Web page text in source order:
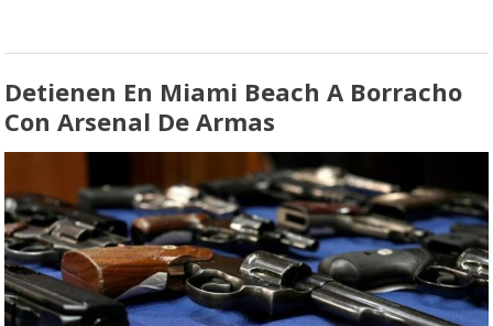
Detienen En Miami Beach A Borracho
Con Arsenal De Armas